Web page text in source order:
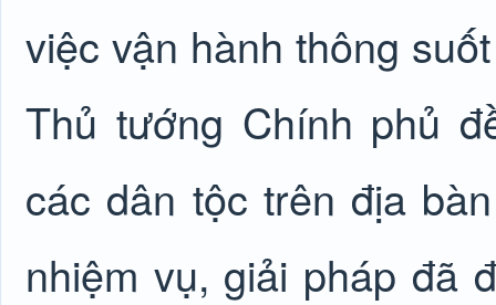
việc vận hành thông
Thủ tướng Chính phủ
các dân tộc trên địa
nhiệm vụ, giải pháp đã